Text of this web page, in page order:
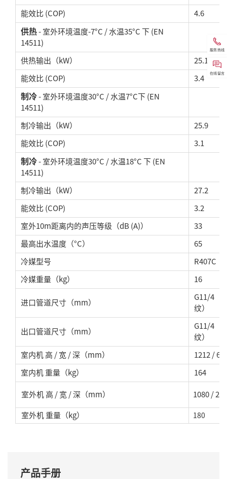
能效比 (COP) 4.6
供热 - 室外环境温度-7°C / 水温35°C 下 (EN
14511)
供热输出（kW） 25.1
能效比 (COP) 3.4
制冷 - 室外环境温度30°C / 水温7°C下 (EN
14511)
制冷输出（kW） 25.9
能效比 (COP) 3.1
制冷 - 室外环境温度30°C / 水温18°C 下 (EN
14511)
制冷输出（kW） 27.2
能效比 (COP) 3.2
室外10m距离内的声压等级（dB (A)） 33
最高出水温度（°C） 65
冷媒型号 R407C
冷媒重量 （kg） 16
进口管道尺寸 （mm）
G11/4（
纹）
出口管道尺寸 （mm）
G11/4（
纹）
室内机 高 / 宽 / 深 （mm） 1212 /
室内机 重量 （kg） 164
室外机 高 / 宽 / 深 （mm） 1080 /
室外机 重量 （kg） 180
产品手册
服务热线
在线留言